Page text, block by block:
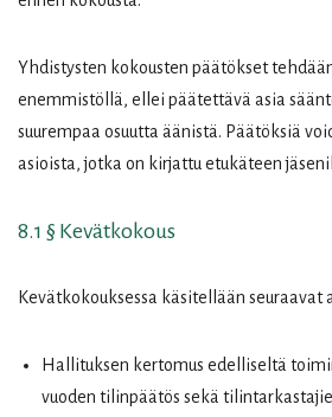
Yhdistysten kokousten päätökset
enemmistöllä, ellei päätettävä asia
suurempaa osuutta äänistä. Päätöksiä
asioista, jotka on kirjattu etukäteen
8.1 § Kevätkokous
Kevätkokouksessa käsitellään seuraavat
Hallituksen kertomus edelliseltä
vuoden tilinpäätös sekä